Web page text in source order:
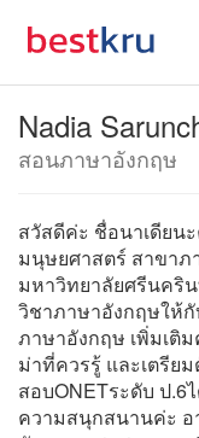
Nadia
สอนภาษาอังกฤษ
สวัสดีค่ะ ชื่อนาเดียน
มนุษยศาสตร์ สาขา
มหาวิทยาลัยศรีนคริ
วิชาภาษาอังกฤษให้
ภาษาอังกฤษ เพิ่มเติ
ม่าที่ควรรู้ และเตรีย
สอบONETระดับ ป
ความสนุกสนานค่ะ อ